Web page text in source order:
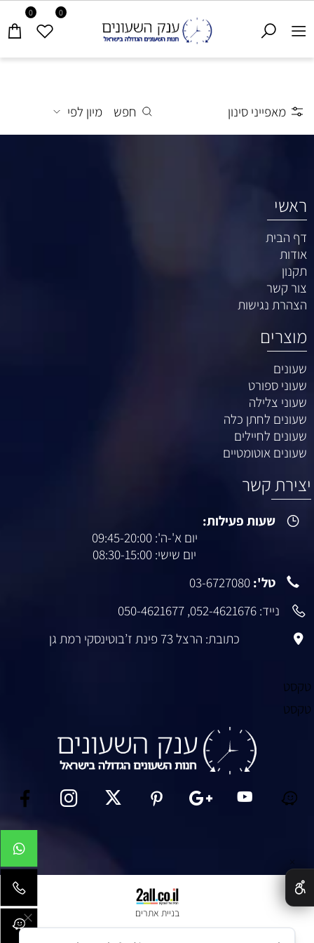
0 0
מאפייני סינון חפש מיון לפי
ראשי
דף הבית
אודות
תקנון
צור קשר
הצהרת נגישות
מוצרים
שעונים
שעוני ספורט
שעוני צלילה
שעונים לחתן כלה
שעונים לחיילים
שעונים אוטומטיים
יצירת קשר
שעות פעילות:
יום א'-ה': 09:45-20:00
יום שישי: 08:30-15:00
טל': 03-6727080
נייד: 052-4621676
,
050-4621677
כתובת: הרצל 73 פינת ז’בוטינסקי רמת גן
טקסט
טקסט
בניית אתרים